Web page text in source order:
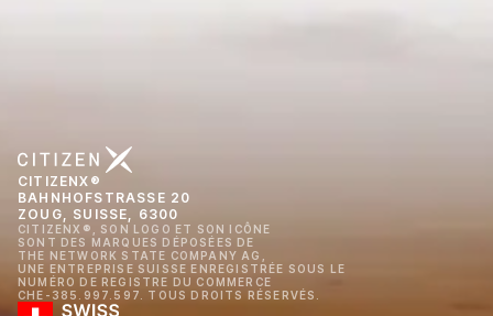
CITIZENX®
BAHNHOFSTRASSE 20
ZOUG, SUISSE, 6300
CITIZENX®, SON LOGO ET SON ICÔNE
SONT DES MARQUES DÉPOSÉES DE
THE NETWORK STATE COMPANY AG,
UNE ENTREPRISE SUISSE ENREGISTRÉE SOUS LE
NUMÉRO DE REGISTRE DU COMMERCE
CHE-385.997.597. TOUS DROITS RÉSERVÉS.